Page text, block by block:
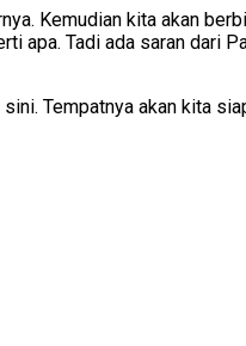
Kemudian kita akan
Tadi ada saran dari
Tempatnya akan kita